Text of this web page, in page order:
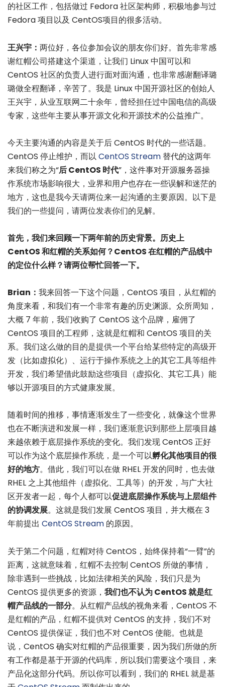
的社区工作，包括做过 Fedora 社区架构师，积极地参与过
Fedora 项目以及 CentOS项目的很多活动。
王兴宇： 两位好，各位参加会议的朋友你们好。首先非常感
谢红帽公司搭建这个渠道，让我们 Linux 中国可以和
CentOS 社区的负责人进行面对面沟通，也非常感谢翻译璐
璐做全程翻译，辛苦了。我是 Linux 中国开源社区的创始人
王兴宇，从业互联网二十余年，曾经担任过中国电信的高级
专家，这些年主要从事开源文化和开源技术的公益推广。
今天主要沟通的内容是关于后 CentOS 时代的一些话题。
CentOS 停止维护，而以CentOS Stream 替代的这两年
来我们称之为“后 CentOS 时代”，这件事对开源服务器操
作系统市场影响很大，业界和用户也存在一些误解和迷茫的
地方，这也是我今天请两位来一起沟通的主要原因。以下是
我们的一些提问，请两位发表你们的见解。
首先，我们来回顾一下两年前的历史背景。历史上
CentOS 和红帽的关系如何？CentOS 在红帽的产品线中
的定位什么样？请两位帮忙回答一下。
Brian： 我来回答一下这个问题，CentOS 项目，从红帽的
角度来看，和我们有一个非常有趣的历史渊源。众所周知，
大概 7 年前，我们收购了 CentOS 这个品牌，雇佣了
CentOS 项目的工程师，这就是红帽和 CentOS 项目的关
系。我们这么做的目的是提供一个平台给某些特定的高级开
发（比如虚拟化）、运行于操作系统之上的其它工具等组件
开发，我们希望借此鼓励这些项目（虚拟化、其它工具）能
够以开源项目的方式健康发展。
随着时间的推移，事情逐渐发生了一些变化，就像这个世界
也在不断演进和发展一样，我们逐渐意识到那些上层项目越
来越依赖于底层操作系统的变化。我们发现 CentOS 正好
可以作为这个底层操作系统，是一个可以孵化其他项目的很
好的地方。借此，我们可以在做 RHEL 开发的同时，也去做
RHEL 之上其他组件（虚拟化、工具等）的开发，与广大社
区开发者一起，每个人都可以促进底层操作系统与上层组件
的协调发展。这就是我们发展 CentOS 项目，并大概在 3
年前提出 CentOS Stream 的原因。
关于第二个问题，红帽对待 CentOS，始终保持着“一臂”的
距离，这就意味着，红帽不去控制 CentOS 所做的事情，
除非遇到一些挑战，比如法律相关的风险，我们只是为
CentOS 提供更多的资源， 我们也不认为 CentOS 就是红
帽产品线的一部分。从红帽产品线的视角来看，CentOS 不
是红帽的产品，红帽不提供对 CentOS 的支持，我们不对
CentOS 提供保证，我们也不对 CentOS 使能。也就是
说，CentOS 确实对红帽的产品很重要，因为我们所做的所
有工作都是基于开源的代码库，所以我们需要这个项目，来
产品化这部分代码。所以你可以看到，我们的 RHEL 就是基